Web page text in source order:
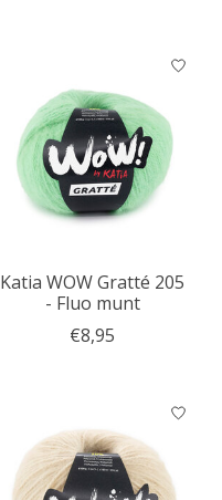
Katia WOW Gratté 205
- Fluo munt
€8,95